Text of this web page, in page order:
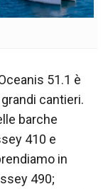
51.1 è
cantieri.
barche
410 e
in
490;